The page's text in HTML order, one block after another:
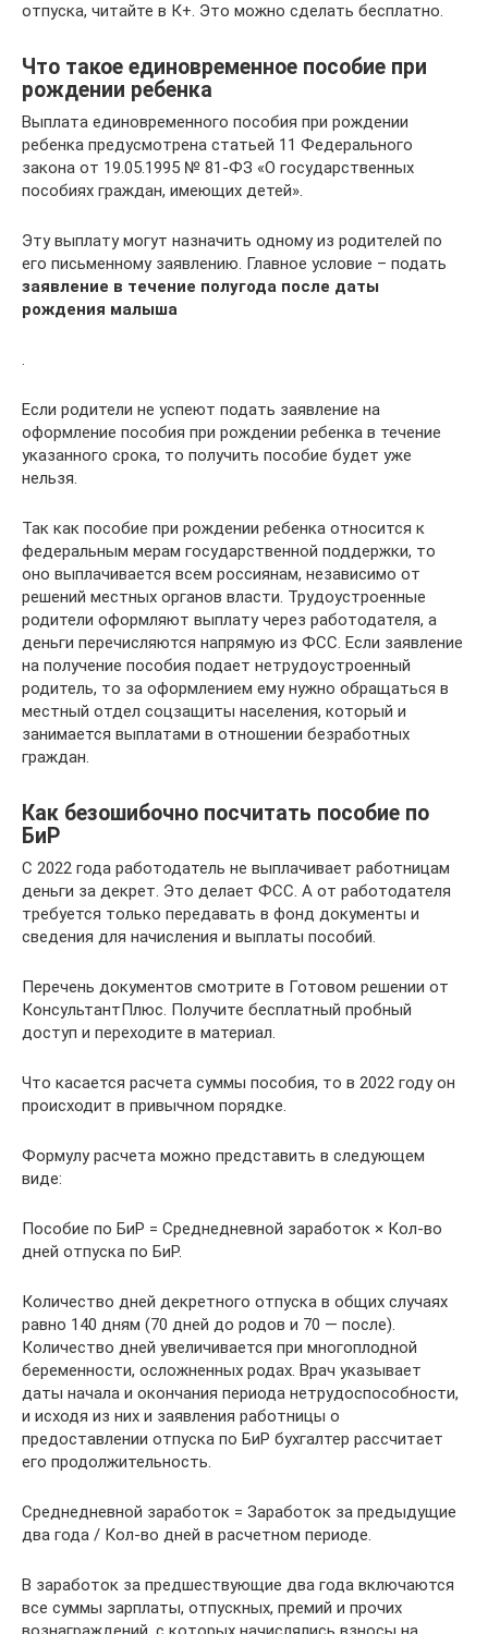
отпуска, читайте в К+. Это можно сделать бесплатно.
Что такое единовременное пособие при
рождении ребенка
Выплата единовременного пособия при рождении
ребенка предусмотрена статьей 11 Федерального
закона от 19.05.1995 № 81-ФЗ «О государственных
пособиях граждан, имеющих детей».
Эту выплату могут назначить одному из родителей по
его письменному заявлению. Главное условие – подать
заявление в течение полугода после даты
рождения малыша
.
Если родители не успеют подать заявление на
оформление пособия при рождении ребенка в течение
указанного срока, то получить пособие будет уже
нельзя.
Так как пособие при рождении ребенка относится к
федеральным мерам государственной поддержки, то
оно выплачивается всем россиянам, независимо от
решений местных органов власти. Трудоустроенные
родители оформляют выплату через работодателя, а
деньги перечисляются напрямую из ФСС. Если заявление
на получение пособия подает нетрудоустроенный
родитель, то за оформлением ему нужно обращаться в
местный отдел соцзащиты населения, который и
занимается выплатами в отношении безработных
граждан.
Как безошибочно посчитать пособие по
БиР
С 2022 года работодатель не выплачивает работницам
деньги за декрет. Это делает ФСС. А от работодателя
требуется только передавать в фонд документы и
сведения для начисления и выплаты пособий.
Перечень документов смотрите в Готовом решении от
КонсультантПлюс. Получите бесплатный пробный
доступ и переходите в материал.
Что касается расчета суммы пособия, то в 2022 году он
происходит в привычном порядке.
Формулу расчета можно представить в следующем
виде:
Пособие по БиР = Среднедневной заработок × Кол-во
дней отпуска по БиР.
Количество дней декретного отпуска в общих случаях
равно 140 дням (70 дней до родов и 70 — после).
Количество дней увеличивается при многоплодной
беременности, осложненных родах. Врач указывает
даты начала и окончания периода нетрудоспособности,
и исходя из них и заявления работницы о
предоставлении отпуска по БиР бухгалтер рассчитает
его продолжительность.
Среднедневной заработок = Заработок за предыдущие
два года / Кол-во дней в расчетном периоде.
В заработок за предшествующие два года включаются
все суммы зарплаты, отпускных, премий и прочих